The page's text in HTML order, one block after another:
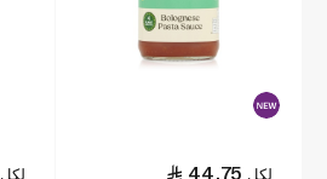
44.75 لكل لكل